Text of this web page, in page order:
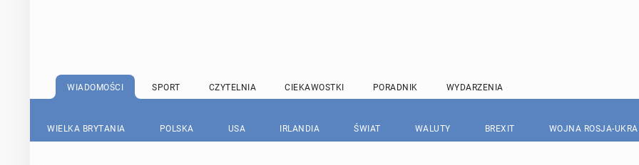
WIADOMOŚCI SPORT CZYTELNIA CIEKAWOSTKI PORADNIK WYDARZENIA
WIELKA BRYTANIA POLSKA USA IRLANDIA ŚWIAT WALUTY BREXIT WOJNA ROSJA-